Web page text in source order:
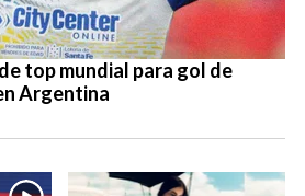
top mundial para gol de
Argentina